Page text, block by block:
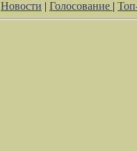
Новости | Голосование |